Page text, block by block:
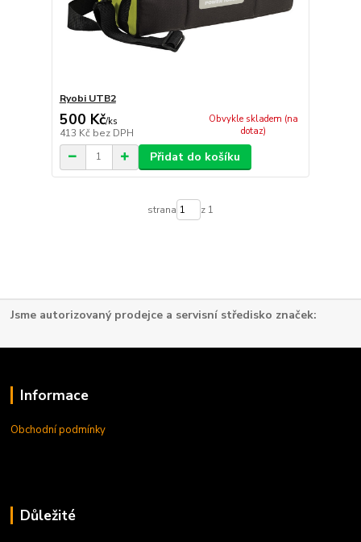
Ryobi UTB2
500 Kč/ks
413 Kč bez DPH
Obvykle skladem (na
dotaz)
Přidat do košíku
strana z 1
Jsme autorizovaný prodejce a servisní středisko značek:
Informace
Obchodní podmínky
Důležité